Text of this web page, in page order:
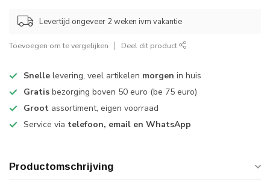
Levertijd ongeveer 2 weken ivm vakantie
Toevoegen om te vergelijken Deel dit product
Snelle levering, veel artikelen morgen in huis
Gratis bezorging boven 50 euro (be 75 euro)
Groot assortiment, eigen voorraad
Service via telefoon, email en WhatsApp
Productomschrijving